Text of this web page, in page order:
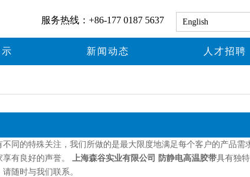
服务热线：+86-177 0187 5637 English
新闻动态 人才招聘
不同的特殊关注，我们所做的是最大限度地满足每个客户的产品需
有良好的声誉。 上海森谷实业有限公司 防静电高温胶带具有独
随时与我们联系。